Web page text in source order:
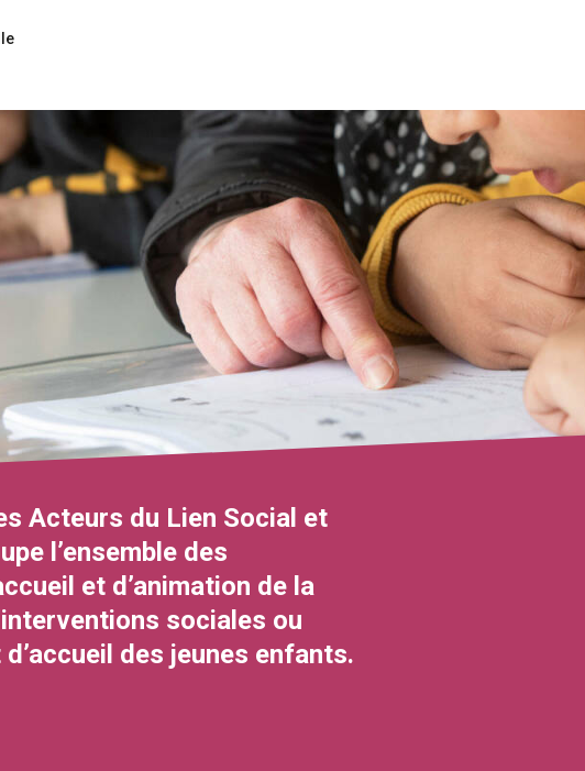
Acteurs du Lien Social et
l’ensemble des
et d’animation de la
sociales ou
des jeunes enfants.